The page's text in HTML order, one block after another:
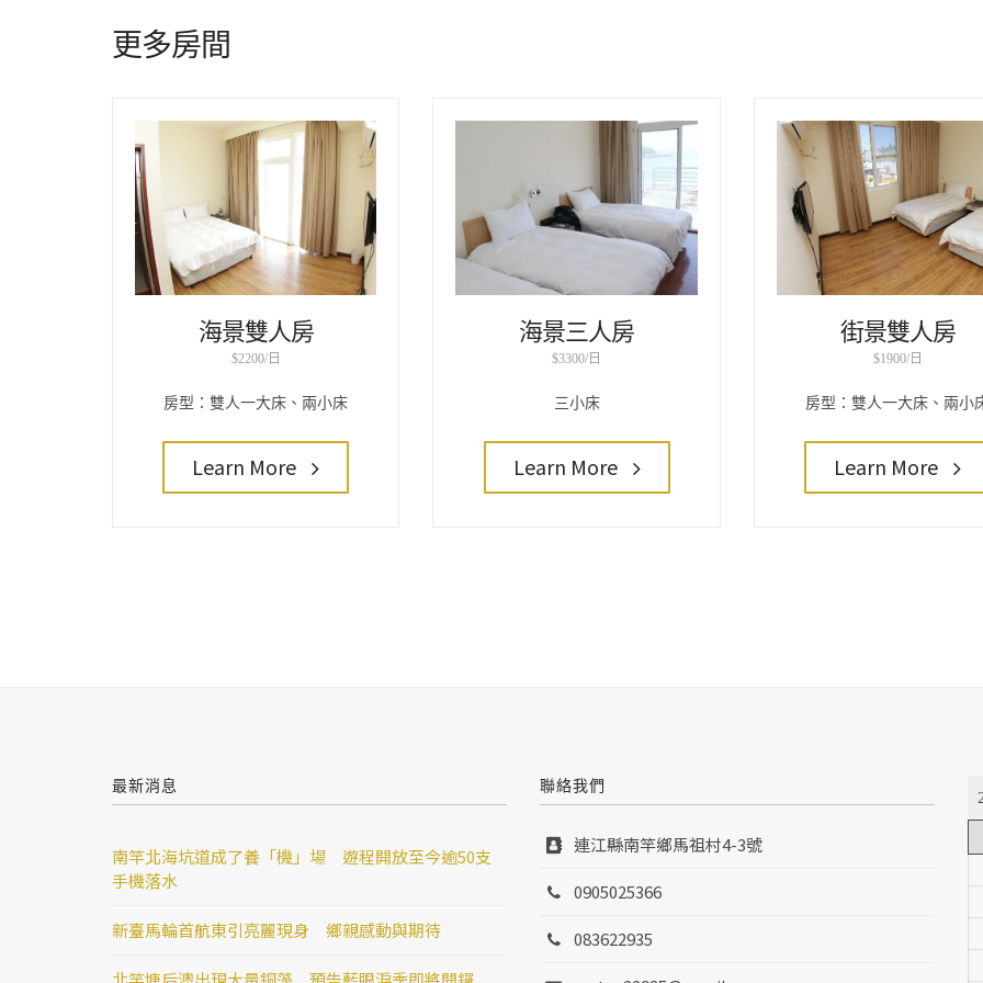
更多房間
海景雙人房
$2200/日
房型：雙人一大床、兩小床
Learn More
海景三人房
$3300/日
三小床
Learn More
街景雙人房
$1900/日
房型：雙人一大床、兩小
Learn More
最新消息
南竿北海坑道成了養「機」場 遊程開放至今逾50支
手機落水
新臺馬輪首航東引亮麗現身 鄉親感動與期待
聯絡我們
連江縣南竿鄉馬祖村4-3號
0905025366
083622935